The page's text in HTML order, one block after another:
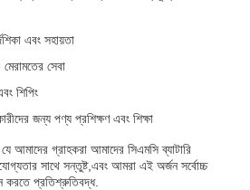
এবং সহায়তা
সেবা
শিপিং
জন্য পণ্য প্রশিক্ষণ এবং শিক্ষা
আমাদের গ্রাহকরা আমাদের সিএমসি ব্যাটারি
সাথে সন্তুষ্ট,এবং আমরা এই অর্জন সর্বোচ্চ
করতে প্রতিশ্রুতিবদ্ধ.